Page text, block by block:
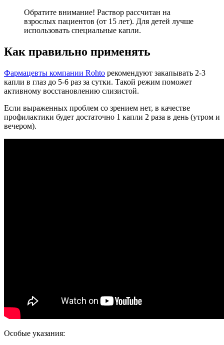
Обратите внимание! Раствор рассчитан на
взрослых пациентов (от 15 лет). Для детей лучше
использовать специальные капли.
Как правильно применять
Фармацевты компании Rohto рекомендуют закапывать 2-3
капли в глаз до 5-6 раз за сутки. Такой режим поможет
активному восстановлению слизистой.
Если выраженных проблем со зрением нет, в качестве
профилактики будет достаточно 1 капли 2 раза в день (утром и
вечером).
Особые указания: